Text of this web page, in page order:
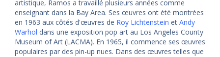
artistique, Ramos a travaillé plusieurs années comme
enseignant dans la Bay Area. Ses œuvres ont été montrées
en 1963 aux côtés d'œuvres de Roy Lichtenstein et Andy
Warhol dans une exposition pop art au Los Angeles County
Museum of Art (LACMA). En 1965, il commence ses œuvres
populaires par des pin-up nues. Dans des œuvres telles que